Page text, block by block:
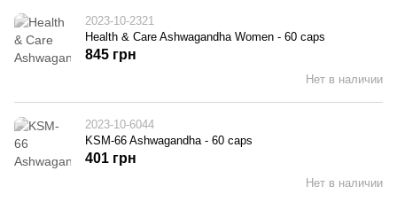
2023-10-2321
Health & Care Ashwagandha Women - 60 caps
Нет в наличии
845 грн
2023-10-6044
KSM-66 Ashwagandha - 60 caps
Нет в наличии
401 грн